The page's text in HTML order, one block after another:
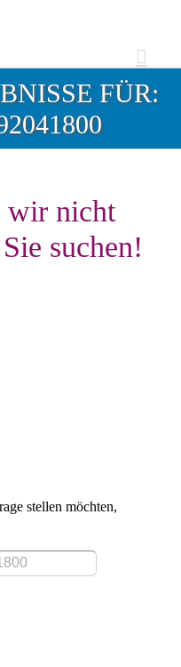
FÜR:
wir nicht
suchen!
stellen möchten,